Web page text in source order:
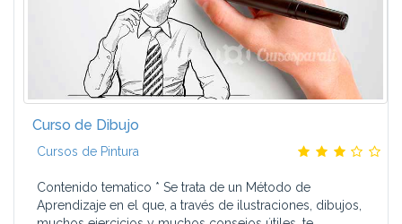
Curso de Dibujo
Cursos de Pintura
Contenido tematico * Se trata de un Método de
Aprendizaje en el que, a través de ilustraciones, dibujos,